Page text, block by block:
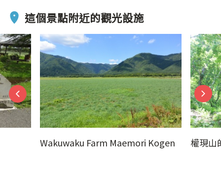
這個景點附近的觀光設施
Wakuwaku Farm Maemori Kogen 權現山